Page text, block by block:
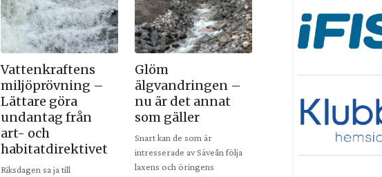
Vattenkraftens
miljöprövning –
Lättare göra
undantag från
art- och
habitatdirektivet
Riksdagen sa ja till
Glöm
älgvandringen –
nu är det annat
som gäller
Snart kan de som är
intresserade av Säveån följa
laxens och öringens